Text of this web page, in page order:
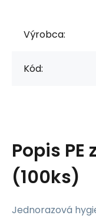
Výrobca:
Kód:
Popis
(100ks)
Jednorazová